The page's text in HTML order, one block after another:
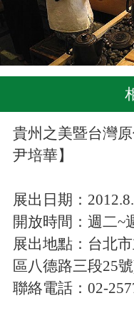
貴州之美暨台灣
尹培華】
展出日期：
開放時間：週二~
展出地點：台北
區八德路三段25
聯絡電話：02-